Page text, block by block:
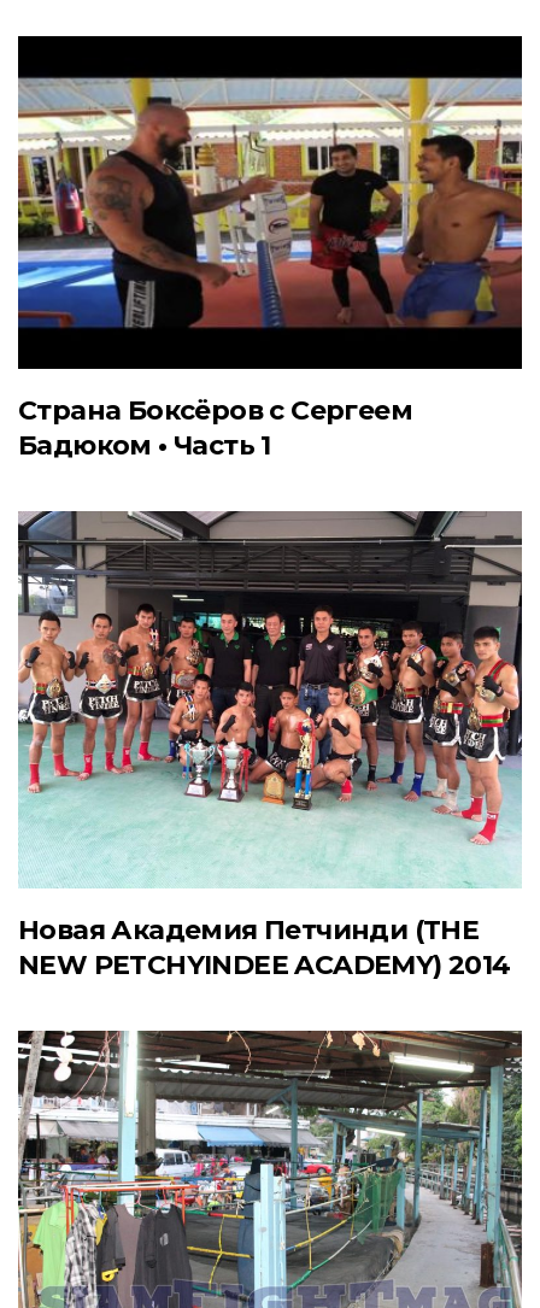
Страна Боксёров с Сергеем
Бадюком • Часть 1
Новая Академия Петчинди (THE
NEW PETCHYINDEE ACADEMY) 2014